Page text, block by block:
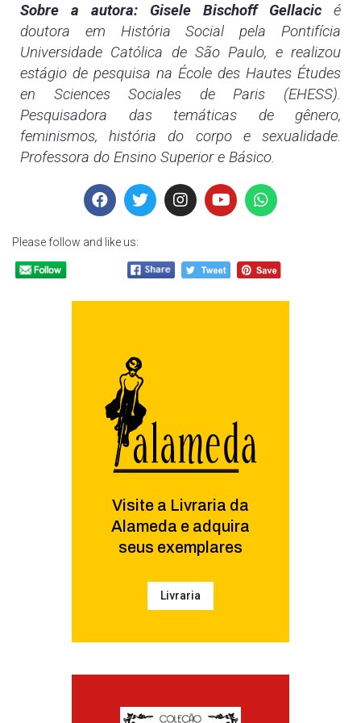
Sobre a autora: Gisele Bischoff Gellacic
é
doutora em História Social pela Pontifícia
Universidade Católica de SãoPaulo, e realizou
estágio de pesquisa na École des Hautes Études
en Sciences Sociales de Paris (EHESS).
Pesquisadora das temáticas de gênero,
feminismos, história do corpo e sexualidade.
Professora do Ensino Superior e Básico.
Please follow and like us:
Visite a Livraria da
Alameda e adquira
seus exemplares
Livraria